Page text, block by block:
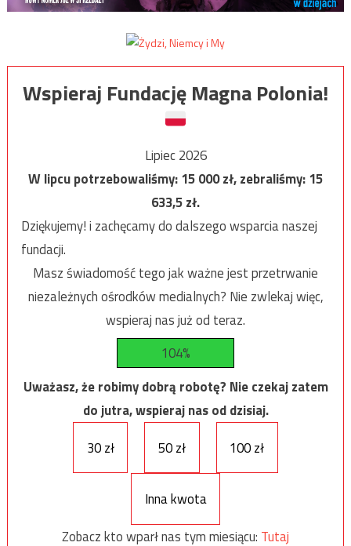
Wspieraj Fundację Magna Polonia!
Lipiec 2026
W lipcu potrzebowaliśmy:15 000zł, zebraliśmy:15
633,5zł.
Dziękujemy! i zachęcamy do dalszego wsparcia naszej
fundacji.
Masz świadomość tego jak ważne jest przetrwanie
niezależnych ośrodków medialnych? Nie zwlekaj więc,
wspieraj nas już od teraz.
104%
Uważasz, że robimy dobrą robotę? Nie czekaj zatem
do jutra, wspieraj nas od dzisiaj.
30 zł
50 zł 100 zł
Inna kwota
Zobacz kto wparł nas tym miesiącu: Tutaj